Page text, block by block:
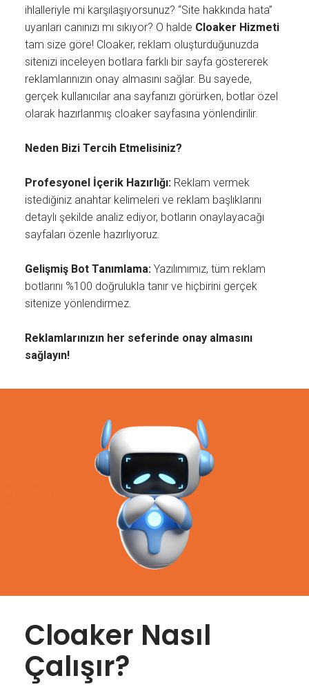
ihlalleriyle mi karşılaşıyorsunuz? “Site hakkında hata”
uyarıları canınızı mı sıkıyor? O halde Cloaker Hizmeti
tam size göre! Cloaker, reklam oluşturduğunuzda
sitenizi inceleyen botlara farklı bir sayfa göstererek
reklamlarınızın onay almasını sağlar. Bu sayede,
gerçek kullanıcılar ana sayfanızı görürken, botlar özel
olarak hazırlanmış cloaker sayfasına yönlendirilir.
Neden Bizi Tercih Etmelisiniz?
Profesyonel İçerik Hazırlığı:Reklam vermek
istediğiniz anahtar kelimeleri ve reklam başlıklarını
detaylı şekilde analiz ediyor, botların onaylayacağı
sayfaları özenle hazırlıyoruz.
Gelişmiş Bot Tanımlama:Yazılımımız, tüm reklam
botlarını %100 doğrulukla tanır ve hiçbirini gerçek
sitenize yönlendirmez.
Reklamlarınızın her seferinde onay almasını
sağlayın!
Cloaker Nasıl
Çalışır?